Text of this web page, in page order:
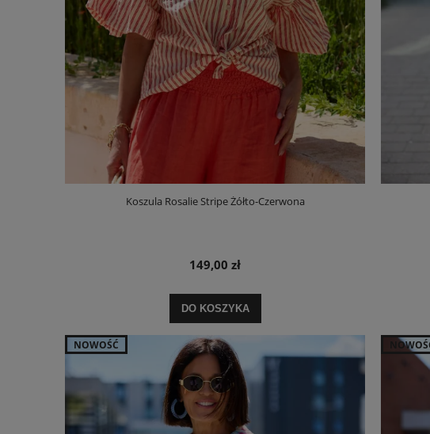
Koszula Rosalie Stripe Żółto-Czerwona
149,00 zł
DO KOSZYKA
NOWOŚĆ